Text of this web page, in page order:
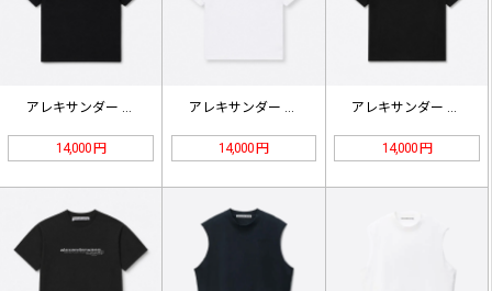
14,000 円 14,000 円 14,000 円